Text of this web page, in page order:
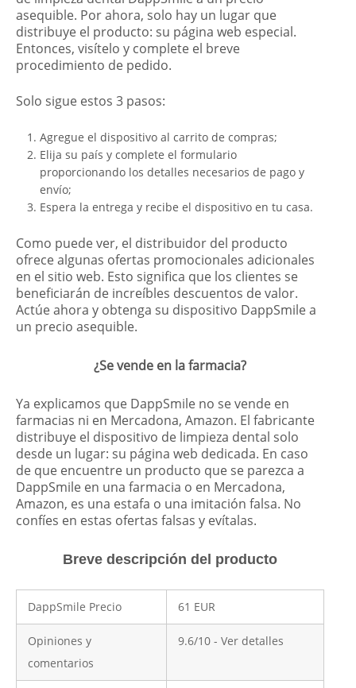
asequible. Por ahora, solo hay un lugar que
distribuye el producto: su página web especial.
Entonces, visítelo y complete el breve
procedimiento de pedido.
Solo sigue estos 3 pasos:
Agregue el dispositivo al carrito de compras;
Elija su país y complete el formulario
proporcionando los detalles necesarios de pago y
envío;
Espera la entrega y recibe el dispositivo en tu casa.
Como puede ver, el distribuidor del producto
ofrece algunas ofertas promocionales adicionales
en el sitio web. Esto significa que los clientes se
beneficiarán de increíbles descuentos de valor.
Actúe ahora y obtenga su dispositivo DappSmile a
un precio asequible.
¿Se vende en la farmacia?
Ya explicamos que DappSmile no se vende en
farmacias ni en Mercadona, Amazon. El fabricante
distribuye el dispositivo de limpieza dental solo
desde un lugar: su página web dedicada. En caso
de que encuentre un producto que se parezca a
DappSmile en una farmacia o en Mercadona,
Amazon, es una estafa o una imitación falsa. No
confíes en estas ofertas falsas y evítalas.
Breve descripción del producto
DappSmile Precio 61 EUR
Opiniones y
comentarios
9.6/10 - Ver detalles